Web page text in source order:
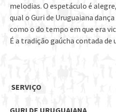
melodias. O espetáculo é
qual o Guri de Uruguaiana
como o do tempo em que era
É a tradição gaúcha contada
SERVIÇO